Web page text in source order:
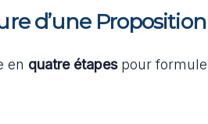
d’une
en quatre étapespour